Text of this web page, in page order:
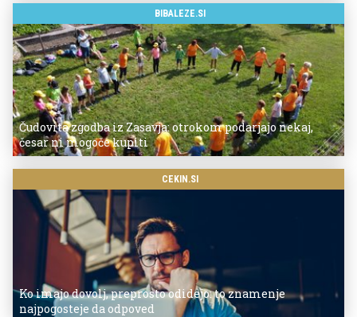
BIBALEZE.SI
Čudovita zgodba iz Zasavja: otrokom podarjajo nekaj,
česar ni mogoče kupiti
CEKIN.SI
Ko imajo dovolj, preprosto odidejo: to znamenje
najpogosteje da odpoved